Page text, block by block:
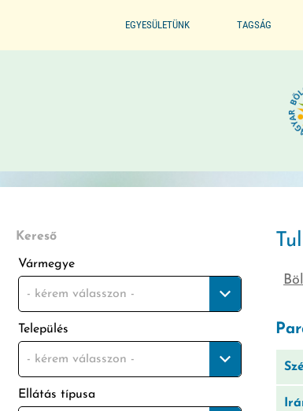
EGYESÜLETÜNK
ÜVEGZSEB
TAGSÁG
BELÉPÉS / KILÉPÉS
Kereső
Vármegye
- kérem válasszon -
Település
- kérem válasszon -
Ellátás típusa